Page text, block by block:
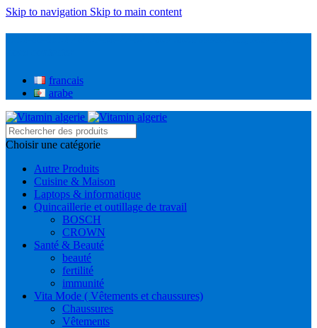
Skip to navigation Skip to main content
francais
arabe
Choisir une catégorie
Autre Produits
Cuisine & Maison
Laptops & informatique
Quincaillerie et outillage de travail
BOSCH
CROWN
Santé & Beauté
beauté
fertilité
immunité
Vita Mode ( Vêtements et chaussures)
Chaussures
Vêtements